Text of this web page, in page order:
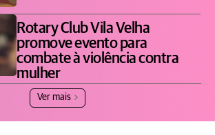
Rotary Club Vila Velha
promove evento para
combate à violência contra
mulher
Ver mais